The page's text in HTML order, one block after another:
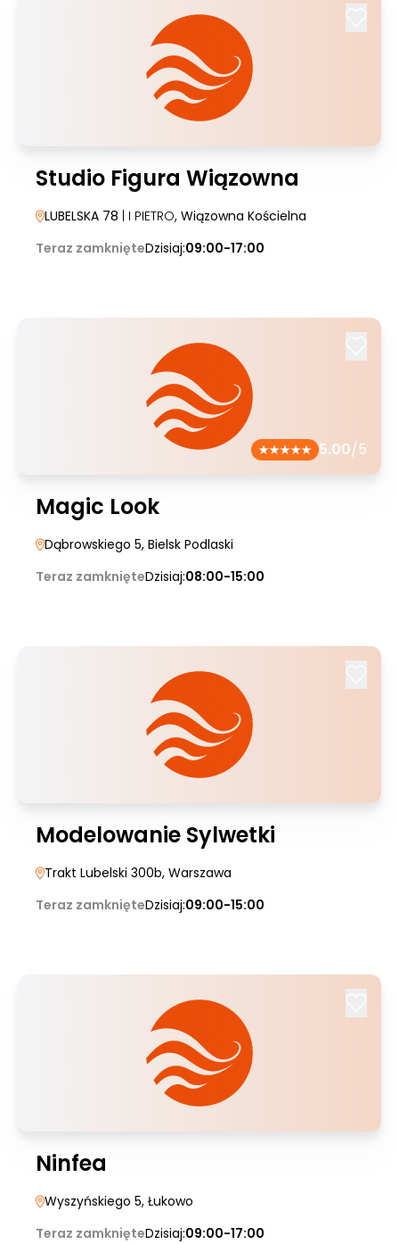
Studio Figura Wiązowna
LUBELSKA 78 | I PIETRO, Wiązowna Kościelna
Teraz zamknięteDzisiaj:09:00-17:00
5.00/5
Magic Look
Dąbrowskiego 5, Bielsk Podlaski
Teraz zamknięteDzisiaj:08:00-15:00
Modelowanie Sylwetki
Trakt Lubelski 300b, Warszawa
Teraz zamknięteDzisiaj:09:00-15:00
Ninfea
Wyszyńskiego 5, Łukowo
Teraz zamknięteDzisiaj:09:00-17:00